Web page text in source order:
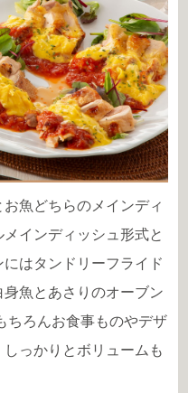
お魚どちらのメインディ
インディッシュ形式と
にはタンドリーフライド
身魚とあさりのオーブン
ちろんお食事ものやデザ
っかりとボリュームも